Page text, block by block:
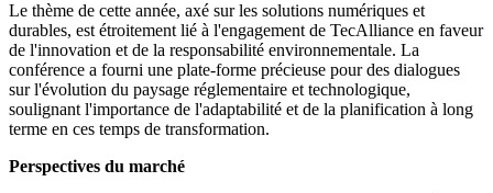
Le thème de cette année, axé sur les solutions numériques et
durables, est étroitement lié à l'engagement de TecAlliance en faveur
de l'innovation et de la responsabilité environnementale. La
conférence a fourni une plate-forme précieuse pour des dialogues
sur l'évolution du paysage réglementaire et technologique,
soulignant l'importance de l'adaptabilité et de la planification à long
terme en ces temps de transformation.
Perspectives du marché